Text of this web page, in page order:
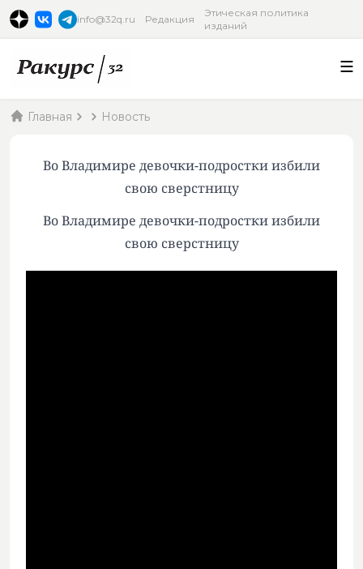
info@32q.ru Редакция
Этическая политика
изданий
Главная Новость
Во Владимире девочки-подростки избили
свою сверстницу
Во Владимире девочки-подростки избили
свою сверстницу